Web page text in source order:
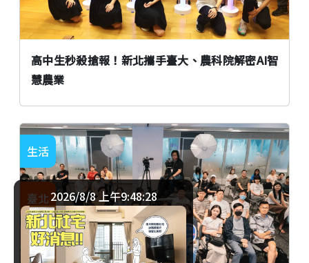
高中生秒殺搶報！新北攜手臺大、農科院解密AI智
慧農業
生活
臺北2026/8/8 上午9:48:28